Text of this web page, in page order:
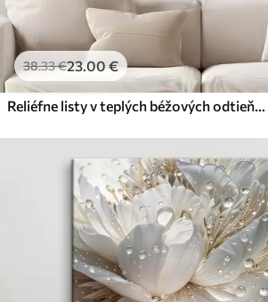
38.33€23.00€
Reliéfne listy v teplých béžových odtieňoch